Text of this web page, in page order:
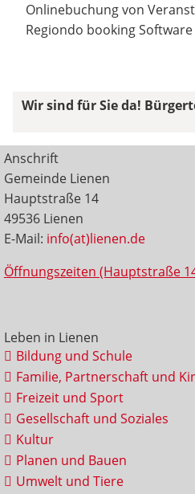
Onlinebuchung von
Regiondo booking
Wir sind für Sie da!
Anschrift
Gemeinde Lienen
Hauptstraße 14
49536 Lienen
E-Mail: info(at)lienen.de
Öffnungszeiten (Hauptstraße
Leben in Lienen
Bildung und Schule
Familie, Partnerschaft und
Freizeit und Sport
Gesellschaft und Soziales
Kultur
Planen und Bauen
Umwelt und Tiere